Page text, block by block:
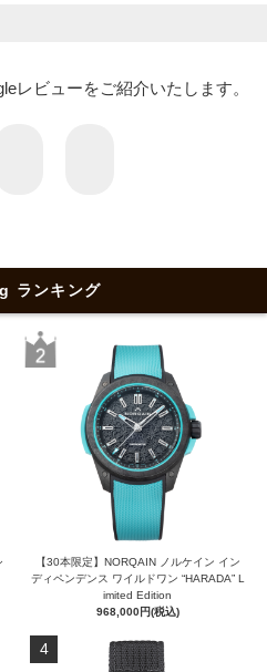
レビューをご紹介いたします。
ランキング
【30本限定】NORQAIN ノルケイン イン
ディペンデンス ワイルドワン “HARADA” L
imited Edition
968,000円(税込)
4